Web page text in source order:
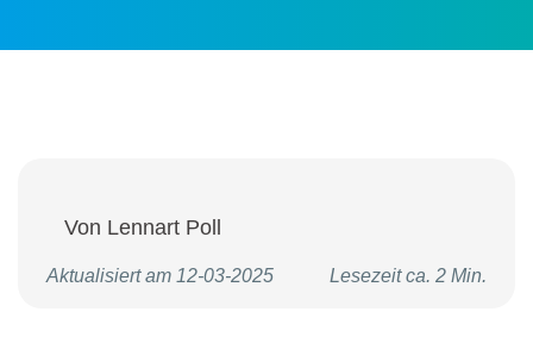
Von Lennart Poll
Aktualisiert am 12-03-2025 Lesezeit ca. 2 Min.